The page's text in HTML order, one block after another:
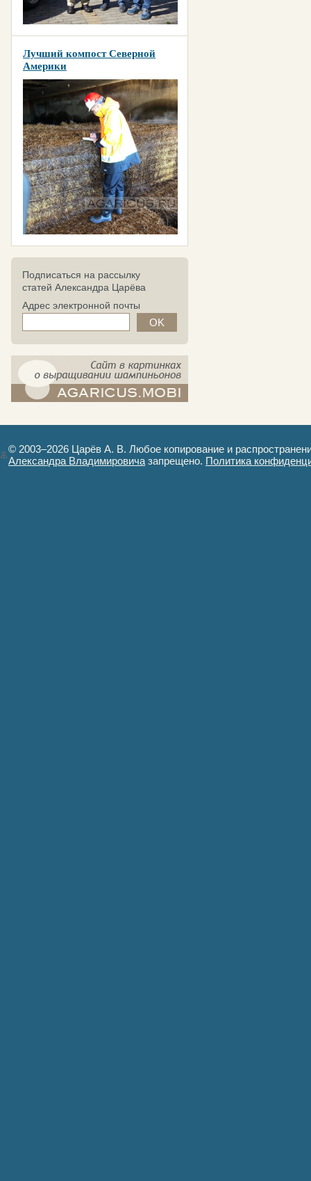
Лучший компост Северной
Америки
Подписаться на рассылку
статей Александра Царёва
Адрес электронной почты
© 2003–2026 Царёв А. В. Любое копирование и
Александра Владимировича запрещено. Политика
Авторизация